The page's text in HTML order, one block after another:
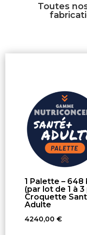
Toutes
1 Palette – 648
(par lot de 1 à 3
Croquette
Adulte
4240,00€